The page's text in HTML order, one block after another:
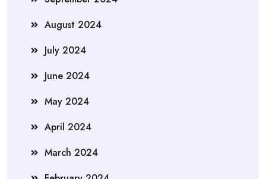
August 2024
July 2024
June 2024
May 2024
April 2024
March 2024